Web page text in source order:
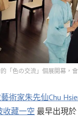
「色の交流」個展開幕，
術家朱先仙Chu
藏一空 最早出現於